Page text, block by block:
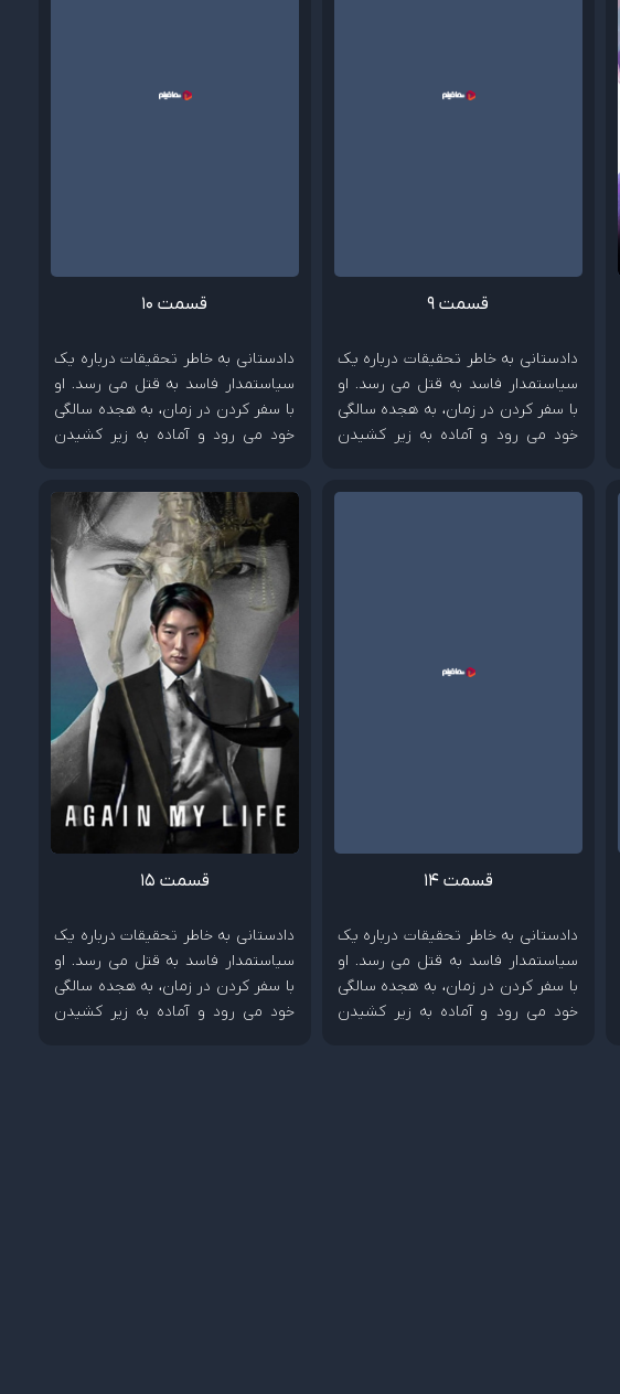
قسمت 9
دادستانی به خاطر تحقیقات درباره یک
سیاستمدار فاسد به قتل می رسد. او
با سفر کردن در زمان، به هجده سالگی
خود می رود و آماده به زیر کشیدن
قسمت 10
دادستانی به خاطر تحقیقات درباره یک
سیاستمدار فاسد به قتل می رسد. او
با سفر کردن در زمان، به هجده سالگی
خود می رود و آماده به زیر کشیدن
قسمت 14
دادستانی به خاطر تحقیقات درباره یک
سیاستمدار فاسد به قتل می رسد. او
با سفر کردن در زمان، به هجده سالگی
خود می رود و آماده به زیر کشیدن
قسمت 15
دادستانی به خاطر تحقیقات درباره یک
سیاستمدار فاسد به قتل می رسد. او
با سفر کردن در زمان، به هجده سالگی
خود می رود و آماده به زیر کشیدن